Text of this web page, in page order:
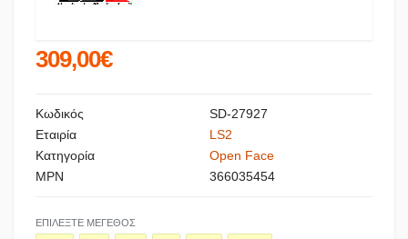
309,00€
Κωδικός
SD-27927
Εταιρία
LS2
Κατηγορία
Open Face
MPN
366035454
ΕΠΙΛΈΞΤΕ ΜΈΓΕΘΟΣ